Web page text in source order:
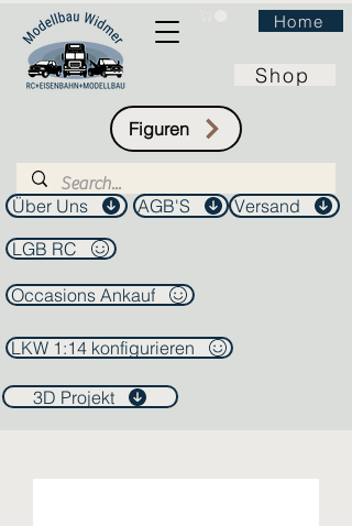
Home
Shop
Figuren
Über Uns AGB'S
Versand
LGB RC
Occasions Ankauf
LKW 1:14 konfigurieren
3D Projekt